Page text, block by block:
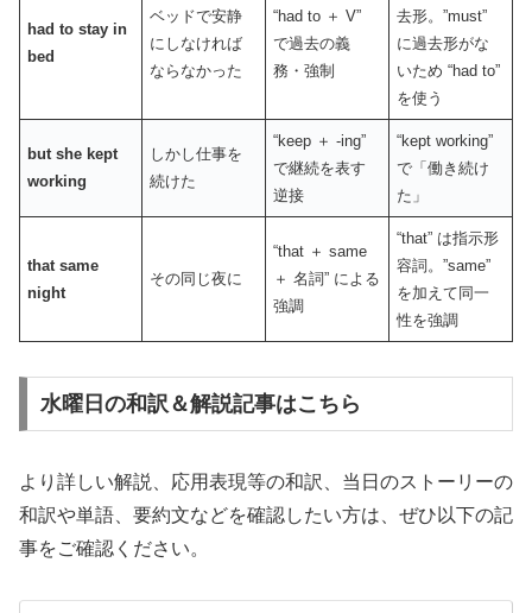
had to stay in
bed
ベッドで安静
にしなければ
ならなかった
“had to ＋ V”
で過去の義
務・強制
去形。”must”
に過去形がな
いため “had to”
を使う
but she kept
working
しかし仕事を
続けた
“keep ＋ -ing”
で継続を表す
逆接
“kept working”
で「働き続け
た」
that same
night
その同じ夜に
“that ＋ same
＋ 名詞” による
強調
“that” は指示形
容詞。”same”
を加えて同一
性を強調
水曜日の和訳＆解説記事はこちら
より詳しい解説、応用表現等の和訳、当日のストーリーの
和訳や単語、要約文などを確認したい方は、ぜひ以下の記
事をご確認ください。